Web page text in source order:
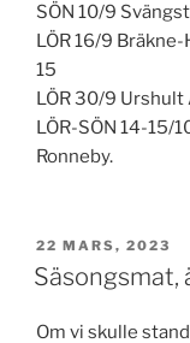
SÖN 10/9
LÖR 16/9
15
LÖR 30/9
LÖR-SÖN 14-15/
Ronneby.
PUBLICERAT
22 MARS, 2023
Säsongsmat,
Om vi skulle